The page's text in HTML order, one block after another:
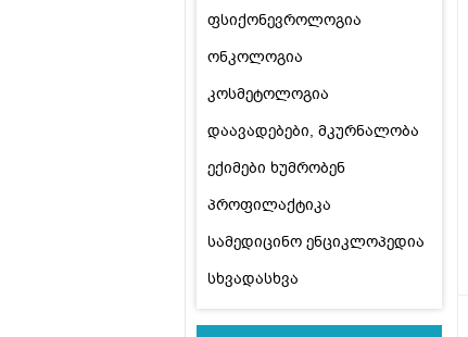
ფსიქონევროლოგია
ონკოლოგია
კოსმეტოლოგია
დაავადებები, მკურნალობა
ექიმები ხუმრობენ
პროფილაქტიკა
სამედიცინო ენციკლოპედია
სხვადასხვა